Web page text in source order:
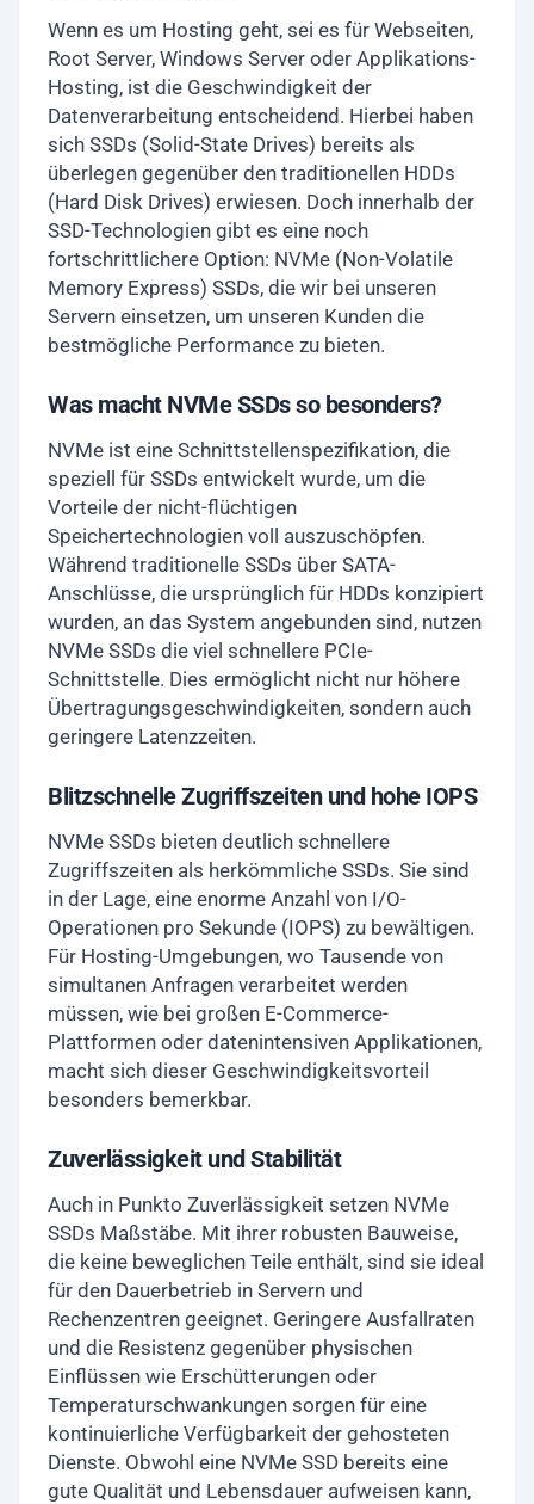
Wenn es um Hosting geht, sei es für Webseiten,
Root Server, Windows Server oder Applikations-
Hosting, ist die Geschwindigkeit der
Datenverarbeitung entscheidend. Hierbei haben
sich SSDs (Solid-State Drives) bereits als
überlegen gegenüber den traditionellen HDDs
(Hard Disk Drives) erwiesen. Doch innerhalb der
SSD-Technologien gibt es eine noch
fortschrittlichere Option: NVMe (Non-Volatile
Memory Express) SSDs, die wir bei unseren
Servern einsetzen, um unseren Kunden die
bestmögliche Performance zu bieten.
Was macht NVMe SSDs so besonders?
NVMe ist eine Schnittstellenspezifikation, die
speziell für SSDs entwickelt wurde, um die
Vorteile der nicht-flüchtigen
Speichertechnologien voll auszuschöpfen.
Während traditionelle SSDs über SATA-
Anschlüsse, die ursprünglich für HDDs konzipiert
wurden, an das System angebunden sind, nutzen
NVMe SSDs die viel schnellere PCIe-
Schnittstelle. Dies ermöglicht nicht nur höhere
Übertragungsgeschwindigkeiten, sondern auch
geringere Latenzzeiten.
Blitzschnelle Zugriffszeiten und hohe IOPS
NVMe SSDs bieten deutlich schnellere
Zugriffszeiten als herkömmliche SSDs. Sie sind
in der Lage, eine enorme Anzahl von I/O-
Operationen pro Sekunde (IOPS) zu bewältigen.
Für Hosting-Umgebungen, wo Tausende von
simultanen Anfragen verarbeitet werden
müssen, wie bei großen E-Commerce-
Plattformen oder datenintensiven Applikationen,
macht sich dieser Geschwindigkeitsvorteil
besonders bemerkbar.
Zuverlässigkeit und Stabilität
Auch in Punkto Zuverlässigkeit setzen NVMe
SSDs Maßstäbe. Mit ihrer robusten Bauweise,
die keine beweglichen Teile enthält, sind sie ideal
für den Dauerbetrieb in Servern und
Rechenzentren geeignet. Geringere Ausfallraten
und die Resistenz gegenüber physischen
Einflüssen wie Erschütterungen oder
Temperaturschwankungen sorgen für eine
kontinuierliche Verfügbarkeit der gehosteten
Dienste. Obwohl eine NVMe SSD bereits eine
gute Qualität und Lebensdauer aufweisen kann,